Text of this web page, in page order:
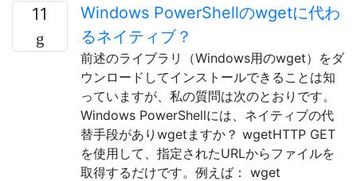
11
Windows PowerShellのwgetに代わ
るネイティブ？
前述のライブラリ（Windows用のwget）をダ
ウンロードしてインストールできることは知
っていますが、私の質問は次のとおりです。
Windows PowerShellには、ネイティブの代
替手段がありwgetますか？ wgetHTTP GET
を使用して、指定されたURLからファイルを
取得するだけです。例えば： wget